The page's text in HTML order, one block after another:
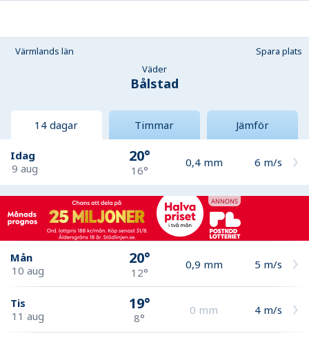
Värmlands län
Spara plats
Väder
Bålstad
14 dagar Timmar Jämför
Idag
9 aug
20°
16°
0,4 mm 6 m/s
Mån
10 aug
20°
12°
0,9 mm 5 m/s
Tis
11 aug
19°
8°
0 mm 4 m/s